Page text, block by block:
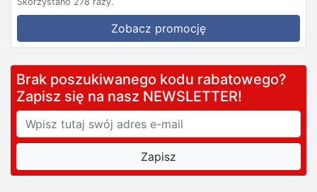
Zobacz promocję
Brak poszukiwanego kodu rabatowego?
Zapisz się na nasz NEWSLETTER!